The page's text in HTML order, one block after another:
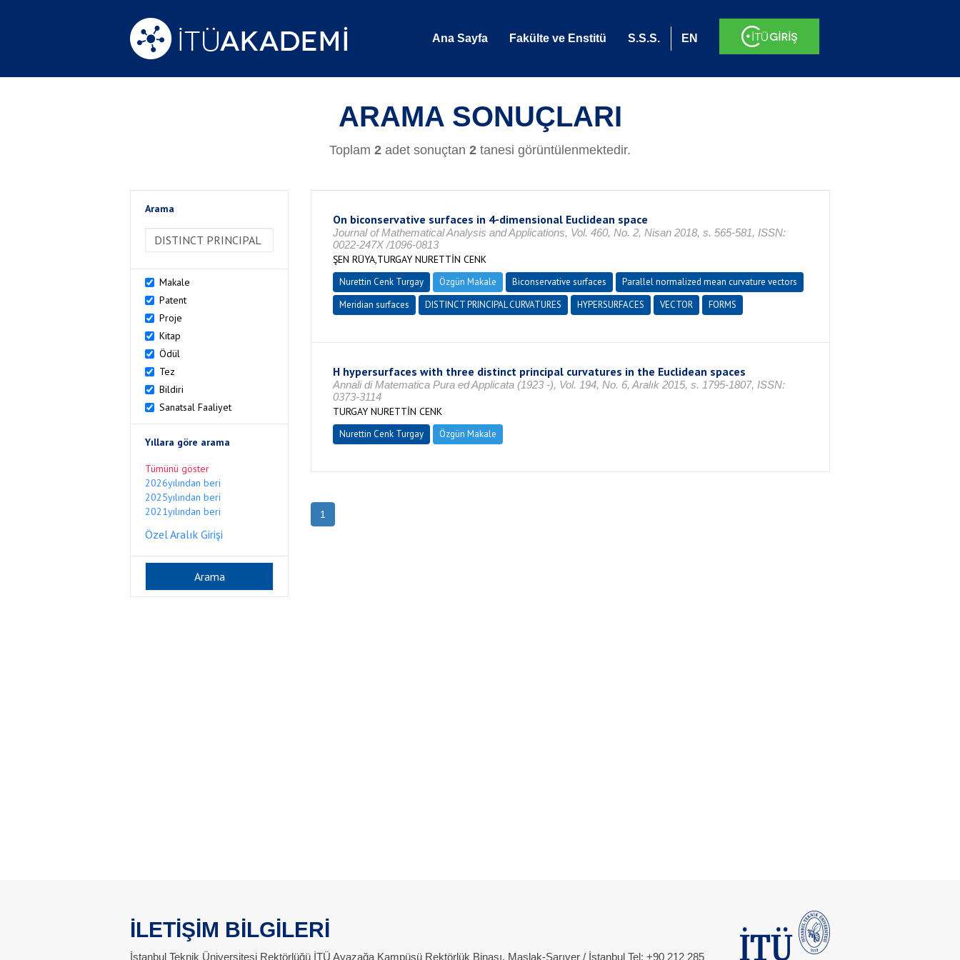
Ana Sayfa Fakülte ve Enstitü S.S.S. EN
ARAMA SONUÇLARI
Toplam 2 adet sonuçtan 2 tanesi görüntülenmektedir.
Arama
>Arama
Makale
Patent
Proje
Kitap
Ödül
Tez
Bildiri
Sanatsal Faaliyet
Yıllara göre arama
Tümünü göster
2026yılından beri
2025yılından beri
2021yılından beri
Özel Aralık Girişi
On biconservative surfaces in 4-dimensional Euclidean space
Journal of Mathematical Analysis and Applications, Vol. 460, No. 2, Nisan 2018, s. 565-581, ISSN:
0022-247X /1096-0813
ŞEN RÜYA,TURGAY NURETTİN CENK
Nurettin Cenk Turgay Özgün Makale Biconservative surfaces
Parallel normalized mean curvature vectors
Meridian surfaces
DISTINCT PRINCIPAL CURVATURES HYPERSURFACES VECTOR FORMS
H hypersurfaces with three distinct principal curvatures in the Euclidean spaces
Annali di Matematica Pura ed Applicata (1923 -), Vol. 194, No. 6, Aralık 2015, s. 1795-1807, ISSN:
0373-3114
TURGAY NURETTİN CENK
Nurettin Cenk Turgay Özgün Makale
1
İLETİŞİM BİLGİLERİ
İstanbul Teknik Üniversitesi Rektörlüğü İTÜ Ayazağa Kampüsü Rektörlük Binası, Maslak-Sarıyer / İstanbul Tel: +90 212 285